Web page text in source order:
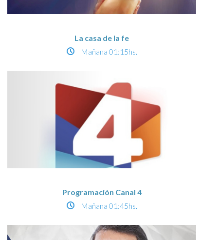
La casa de la fe
Mañana 01:15hs.
Programación Canal 4
Mañana 01:45hs.